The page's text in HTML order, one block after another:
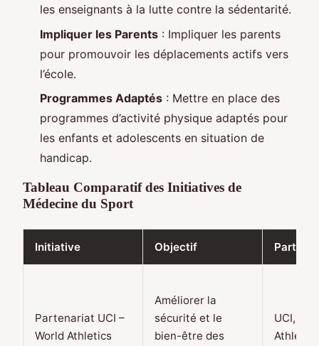
les enseignants à la lutte contre la sédentarité.
Impliquer les Parents : Impliquer les parents
pour promouvoir les déplacements actifs vers
l’école.
Programmes Adaptés : Mettre en place des
programmes d’activité physique adaptés pour
les enfants et adolescents en situation de
handicap.
Tableau Comparatif des Initiatives de
Médecine du Sport
Initiative Objectif
Partenariat UCI –
World Athletics
Améliorer la
sécurité et le
bien-être des
UCI,
Athletics